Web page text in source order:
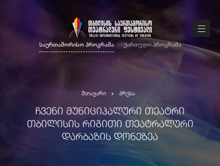
საერთაშორისო პროგრამა ქართული პროგრამა
მთავარი პრესა
ᲩᲕᲔᲜᲘ ᲛᲣᲜᲘᲪᲘᲞᲐᲚᲣᲠᲘ ᲗᲔᲐᲢᲠᲘ
ᲗᲑᲘᲚᲘᲡᲘᲡ ᲠᲘᲒᲘᲗᲘ ᲗᲔᲐᲢᲠᲐᲚᲣᲠᲘ
ᲓᲐᲠᲑᲐᲖᲘᲡ ᲓᲝᲜᲔᲖᲔᲐ